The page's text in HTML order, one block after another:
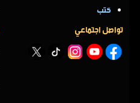
كتب
تواصل اجتماعي